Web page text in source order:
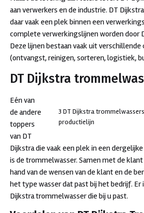
aan verwerkers en de industrie. DT
daar vaak een plek binnen een
complete verwerkingslijnen worden door
Deze lijnen bestaan vaak uit
(ontvangst, reinigen, sorteren, logistiek,
DT Dijkstra
3 DT Dijkstra
productielijn
Eén van
de andere
toppers
van DT
Dijkstra die vaak een plek in een
is de trommelwasser. Samen met de klant
hand van de wensen van de klant en de
het type wasser dat past bij het bedrijf. Er
Dijkstra trommelwasser die bij u past.